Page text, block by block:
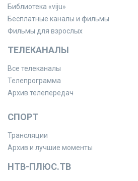
Библиотека «viju»
Бесплатные каналы и фильмы
Фильмы для взрослых
ТЕЛЕКАНАЛЫ
Все телеканалы
Телепрограмма
Архив телепередач
СПОРТ
Трансляции
Архив и лучшие моменты
НТВ-ПЛЮС.ТВ